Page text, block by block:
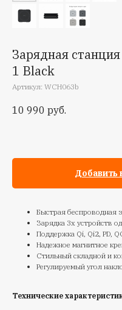
Зарядная
1 Black
Артикул: WCH063b
10 990 руб.
Добавить
Быстрая беспроводная
Зарядка 3х устройств
Поддержка Qi, Qi2, PD,
Надежное магнитное
Стильный складной и
Регулируемый угол
Технические